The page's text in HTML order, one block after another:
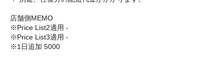
店舗側MEMO
※Price List2適用 -
※Price List3適用 -
※1日追加 5000